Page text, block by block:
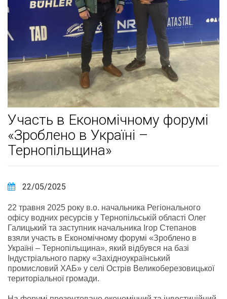
Участь в Економічному форумі
«Зроблено в Україні –
Тернопільщина»
22/05/2025
22 травня 2025 року в.о. начальника Регіонального
офісу водних ресурсів у Тернопільській області Олег
Галицький та заступник начальника Ігор Степанов
взяли участь в Економічному форумі «Зроблено в
Україні – Тернопільщина», який відбувся на базі
Індустріального парку «Західноукраїнський
промисловий ХАБ» у селі Острів Великоберезовицької
територіальної громади.